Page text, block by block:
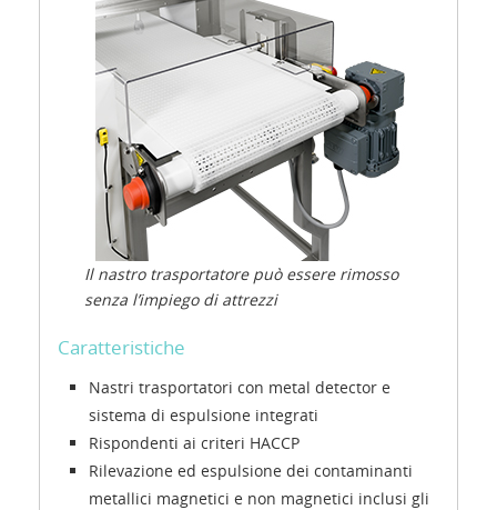
Il nastro trasportatore può essere rimosso
senza l’impiego di attrezzi
Caratteristiche
Nastri trasportatori con metal detector e
sistema di espulsione integrati
Rispondenti ai criteri HACCP
Rilevazione ed espulsione dei contaminanti
metallici magnetici e non magnetici inclusi gli